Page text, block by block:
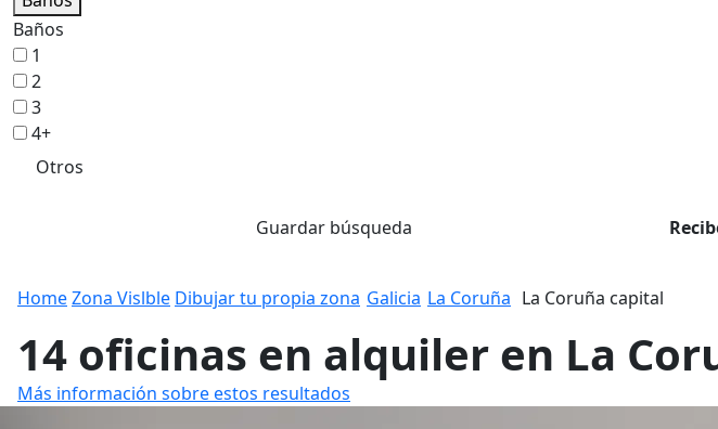
Baños
1
2
3
4+
Otros
Guardar búsqueda
HomeZona Vislble Dibujar tu propia zona Galicia La Coruña La Coruña capital
14 oficinas en alquiler en La
Más información sobre estos resultados